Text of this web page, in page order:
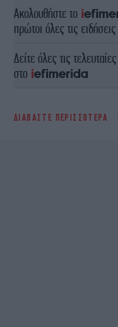
Ακολουθήστε το
πρώτοι όλες τις ειδήσεις
Δείτε όλες τις τελευταίες
στο
ΔΙΑΒΑΣΤΕ ΠΕΡΙΣΣΟΤΕΡΑ